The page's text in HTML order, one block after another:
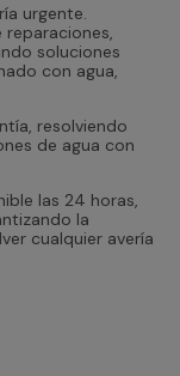
urgente.
reparaciones,
soluciones
con agua,
resolviendo
de agua con
las 24 horas,
la
cualquier avería